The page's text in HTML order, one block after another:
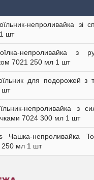
непроливайка зі
шт
непроливайка з
7021 250 мл 1 шт
для подорожей з
шт
непроливайка з
7024 300 мл 1 шт
Чашка-непроливайка
250 мл 1 шт